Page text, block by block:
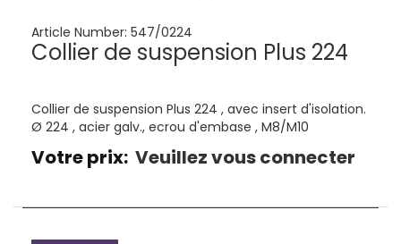
Article Number: 547/0224
Collier de suspension Plus 224
Collier de suspension Plus 224 , avec insert d'isolation.
Ø 224 , acier galv., ecrou d'embase , M8/M10
Votre prix: Veuillez vous connecter